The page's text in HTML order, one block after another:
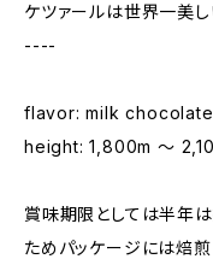
ケツァールは世界一美
----
flavor: milk
height: 1,800m 〜
賞味期限としては半年
ためパッケージには焙